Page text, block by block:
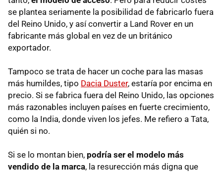
se plantea seriamente la posibilidad de fabricarlo fuera
del Reino Unido, y así convertir a Land Rover en un
fabricante más global en vez de un británico
exportador.
Tampoco se trata de hacer un coche para las masas
más humildes, tipo Dacia Duster, estaría por encima en
precio. Si se fabrica fuera del Reino Unido, las opciones
más razonables incluyen países en fuerte crecimiento,
como la India, donde viven los jefes. Me refiero a Tata,
quién si no.
Si se lo montan bien, podría ser el modelo más
vendido de la marca, la resurección más digna que